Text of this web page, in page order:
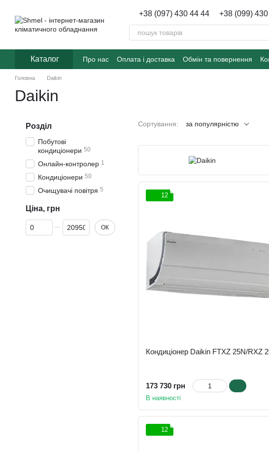
+38 (097) 430 44 44 +38 (099)
Каталог Про нас Оплата і доставка Обмін та повернення
Головна Daikin
Daikin
Сортування: за популярністю
12
Кондиціонер Daikin FTXZ 25N/RXZ
173 730 грн
В наявності
12
Розділ
Побутові
кондиціонери 50
Онлайн-контролер 1
Кондиціонери 50
Очищувачі повітря 5
Ціна, грн
Від Ціна, грн
До Ціна, грн ОК